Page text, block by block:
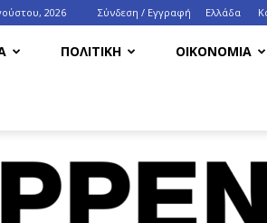
2026 Σύνδεση / Εγγραφή Ελλάδα
ΠΟΛΙΤΙΚΗ ΟΙΚΟΝΟΜΙΑ